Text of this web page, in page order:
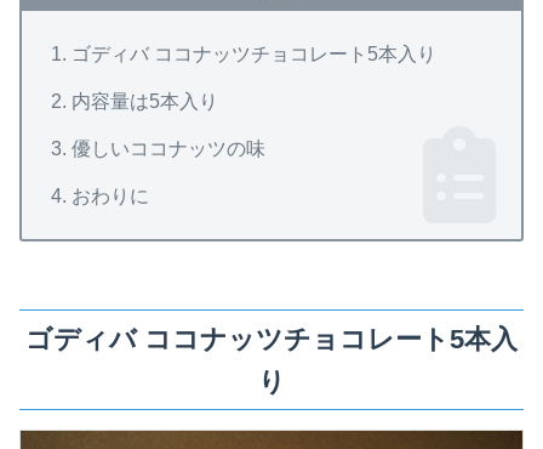
ゴディバ ココナッツチョコレート5本入り
内容量は5本入り
優しいココナッツの味
おわりに
ゴディバ ココナッツチョコレート5本入
り